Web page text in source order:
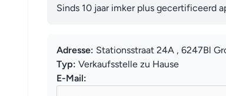
Sinds 10 jaar imker plus gecertificeerd
Adresse: Stationsstraat 24A , 6247Bl
Typ: Verkaufsstelle zu Hause
E-Mail: